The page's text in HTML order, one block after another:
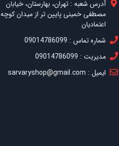
آدرس شعبه : تهران، بهارستان، خیابان
مصطفی خمینی پایین تر از میدان کوچه
اعتمادیان
شماره تماس : 09014786099
مدیریت : 09014786099
ایمیل : sarvaryshop@gmail.com